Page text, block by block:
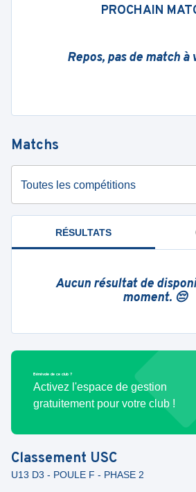
PROCHAIN
Repos, pas de match à
Matchs
Toutes les compétitions
RÉSULTATS
Aucun résultat de
moment. 😔
Bénévole de ce club ?
Activez l'espace de gestion
gratuitement pour votre club !
Classement USC
U13 D3 - POULE F - PHASE 2